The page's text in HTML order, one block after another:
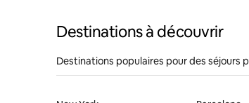
Destinations à découvrir
Destinations populaires pour des séjours